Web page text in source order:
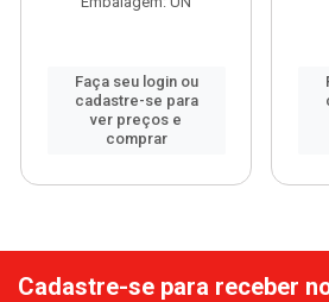
Faça seu login ou
cadastre-se para
ver preços e
comprar
Cadastre-se para receber